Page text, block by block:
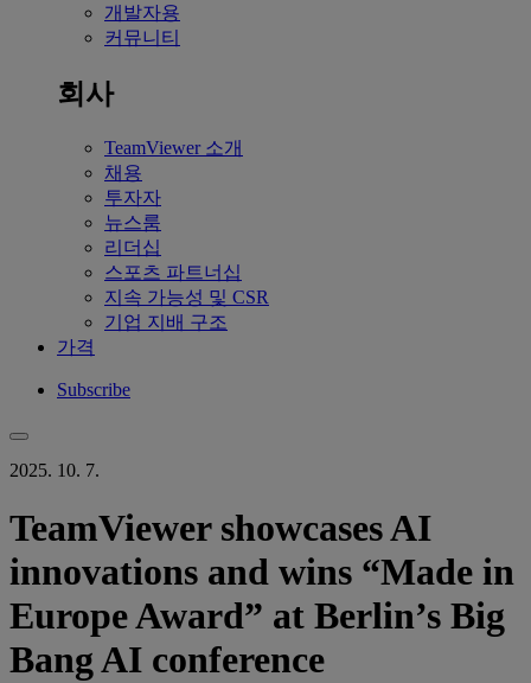
개발자용
커뮤니티
회사
TeamViewer 소개
채용
투자자
뉴스룸
리더십
스포츠 파트너십
지속 가능성 및 CSR
기업 지배 구조
가격
Subscribe
2025. 10. 7.
TeamViewer showcases AI
innovations and wins “Made in
Europe Award” at Berlin’s Big
Bang AI conference